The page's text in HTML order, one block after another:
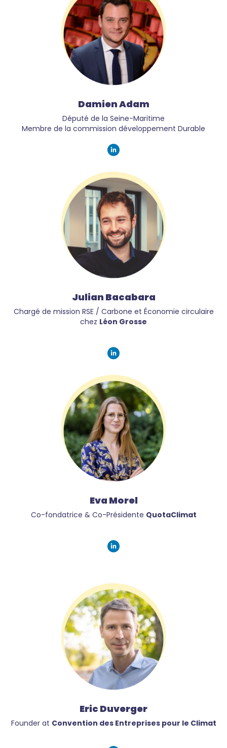
Damien Adam
Député de la Seine-Maritime
Membre de la commission développement Durable
Julian Bacabara
Chargé de mission RSE / Carbone et Économie circulaire
chez Léon Grosse
Eva Morel
Co-fondatrice & Co-Présidente QuotaClimat
Eric Duverger
Founder at Convention des Entreprises pour le Climat